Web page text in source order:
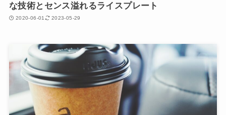
な技術とセンス溢れるライスプレート
2020-06-01 2023-05-29